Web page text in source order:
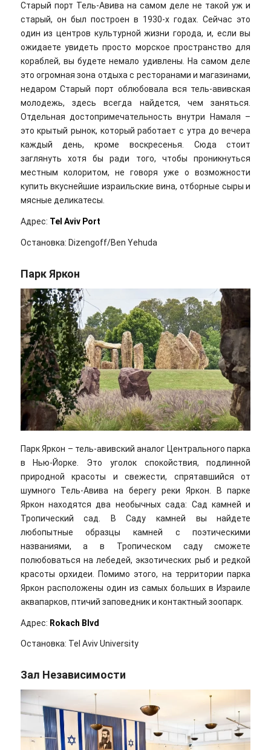
Старый порт Тель-Авива на самом деле не такой уж и
старый, он был построен в 1930-х годах. Сейчас это
один из центров культурной жизни города, и, если вы
ожидаете увидеть просто морское пространство для
кораблей, вы будете немало удивлены. На самом деле
это огромная зона отдыха с ресторанами и магазинами,
недаром Старый порт облюбовала вся тель-авивская
молодежь, здесь всегда найдется, чем заняться.
Отдельная достопримечательность внутри Намаля –
это крытый рынок, который работает с утра до вечера
каждый день, кроме воскресенья. Сюда стоит
заглянуть хотя бы ради того, чтобы проникнуться
местным колоритом, не говоря уже о возможности
купить вкуснейшие израильские вина, отборные сыры и
мясные деликатесы.
Адрес: Tel Aviv Port
Остановка: Dizengoff/Ben Yehuda
Парк Яркон
Парк Яркон – тель-авивский аналог Центрального парка
в Нью-Йорке. Это уголок спокойствия, подлинной
природной красоты и свежести, спрятавшийся от
шумного Тель-Авива на берегу реки Яркон. В парке
Яркон находятся два необычных сада: Сад камней и
Тропический сад. В Саду камней вы найдете
любопытные образцы камней с поэтическими
названиями, а в Тропическом саду сможете
полюбоваться на лебедей, экзотических рыб и редкой
красоты орхидеи. Помимо этого, на территории парка
Яркон расположены один из самых больших в Израиле
аквапарков, птичий заповедник и контактный зоопарк.
Адрес: Rokach Blvd
Остановка: Tel Aviv University
Зал Независимости